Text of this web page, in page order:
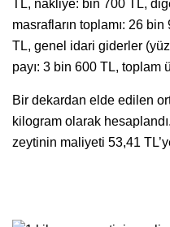
TL, nakliye: bin 700 TL,
masrafların toplamı: 26
TL, genel idari giderler
payı: 3 bin 600 TL, toplam
Bir dekardan elde edilen
kilogram olarak
zeytinin maliyeti 53,41